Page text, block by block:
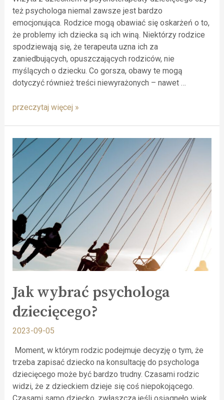
też psychologa niemal zawsze jest bardzo
emocjonująca. Rodzice mogą obawiać się oskarżeń o to,
że problemy ich dziecka są ich winą. Niektórzy rodzice
spodziewają się, że terapeuta uzna ich za
zaniedbujących, opuszczających rodziców, nie
myślących o dziecku. Co gorsza, obawy te mogą
dotyczyć również treści niewyrażonych – nawet …
przeczytaj więcej »
Jak wybrać psychologa
dziecięcego?
2023-09-05
Moment, w którym rodzic podejmuje decyzję o tym, że
trzeba zapisać dziecko na konsultację do psychologa
dziecięcego może być bardzo trudny. Czasami rodzic
widzi, że z dzieckiem dzieje się coś niepokojącego.